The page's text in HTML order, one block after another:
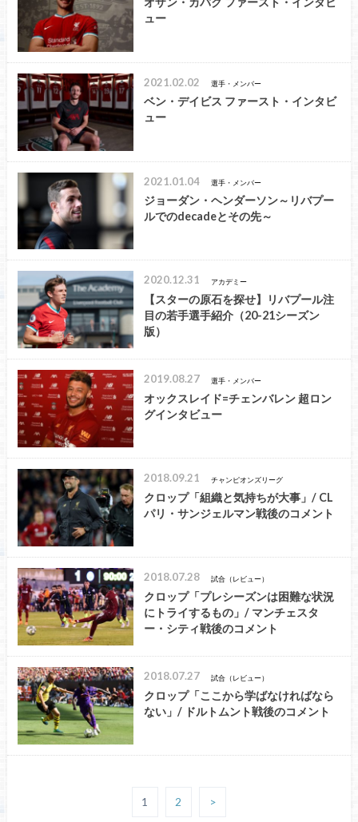
ュー
2021.02.02 選手・メンバー
ベン・デイビス ファースト・インタビ
ュー
2021.01.04 選手・メンバー
ジョーダン・ヘンダーソン～リバプー
ルでのdecadeとその先～
2020.12.31 アカデミー
【スターの原石を探せ】リバプール注
目の若手選手紹介（20-21シーズン
版）
2019.08.27 選手・メンバー
オックスレイド=チェンバレン 超ロン
グインタビュー
2018.09.21 チャンピオンズリーグ
クロップ「組織と気持ちが大事」/ CL
パリ・サンジェルマン戦後のコメント
2018.07.28 試合（レビュー）
クロップ「プレシーズンは困難な状況
にトライするもの」/ マンチェスタ
ー・シティ戦後のコメント
2018.07.27 試合（レビュー）
クロップ「ここから学ばなければなら
ない」/ ドルトムント戦後のコメント
1 2 >